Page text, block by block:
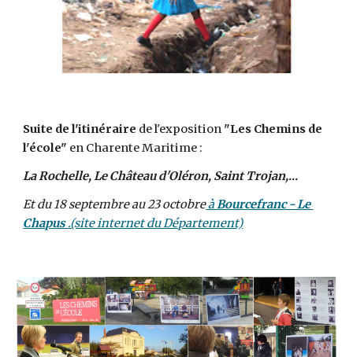
Suite de l'itinéraire de l'exposition "Les Chemins de
l'école" en Charente Maritime :
La Rochelle, Le Château d'Oléron, Saint Trojan,...
Et du 18 septembre au 23 octobreà Bourcefranc - Le
Chapus .(site internet du Département)